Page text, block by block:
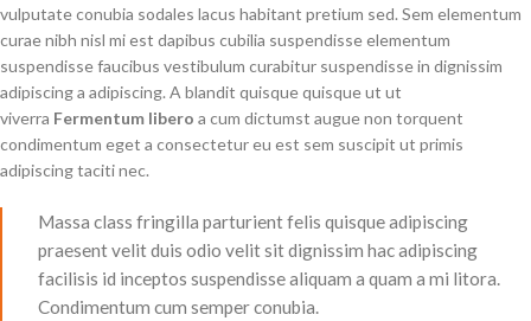
vulputate conubia sodales lacus habitant pretium sed. Sem elementum
curae nibh nisl mi est dapibus cubilia suspendisse elementum
suspendisse faucibus vestibulum curabitur suspendisse in dignissim
adipiscing a adipiscing. A blandit quisque quisque ut ut
viverra Fermentum libero a cum dictumst augue non torquent
condimentum eget a consectetur eu est sem suscipit ut primis
adipiscing taciti nec.
Massa class fringilla parturient felis quisque adipiscing
praesent velit duis odio velit sit dignissim hac adipiscing
facilisis id inceptos suspendisse aliquam a quam a mi litora.
Condimentum cum semper conubia.